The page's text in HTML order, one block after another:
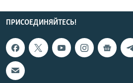
ПРИСОЕДИНЯЙТЕСЬ!